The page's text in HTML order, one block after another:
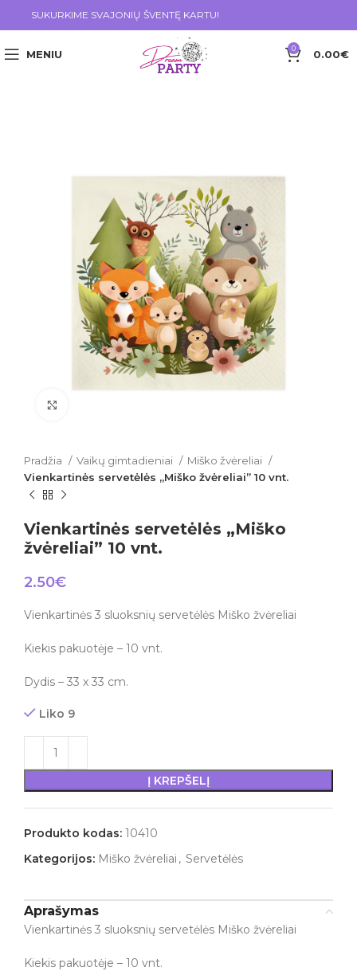
SUKURKIME SVAJONIŲ ŠVENTĘ KARTU!
MENIU 0 0.00€
Pradžia Vaikų gimtadieniai
Miško žvėreliai
Vienkartinės servetėlės „Miško žvėreliai” 10 vnt.
Vienkartinės servetėlės „Miško
žvėreliai” 10 vnt.
2.50€
Vienkartinės 3 sluoksnių servetėlės Miško žvėreliai
Kiekis pakuotėje – 10 vnt.
Dydis – 33 x 33 cm.
Liko 9
Į KREPŠELĮ
Produkto kodas: 10410
Kategorijos: Miško žvėreliai , Servetėlės
Aprašymas
Vienkartinės 3 sluoksnių servetėlės Miško žvėreliai
Kiekis pakuotėje – 10 vnt.